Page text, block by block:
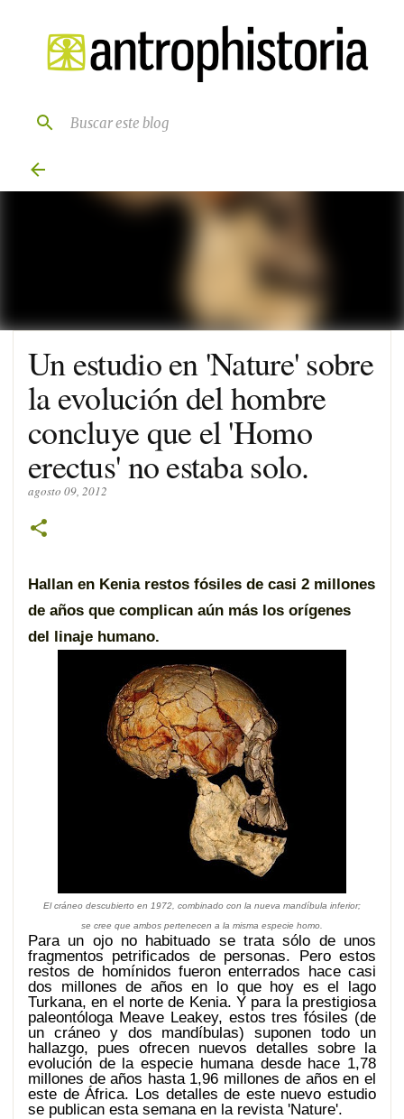
Ir al contenido principal
Un estudio en 'Nature' sobre
la evolución del hombre
concluye que el 'Homo
erectus' no estaba solo.
agosto 09, 2012
Hallan en Kenia restos fósiles de casi 2 millones
de años que complican aún más los orígenes
del linaje humano.
El cráneo descubierto en 1972, combinado con la nueva mandíbula inferior;
se cree que ambos pertenecen a la misma especie homo.
Para un ojo no habituado se trata sólo de unos
fragmentos petrificados de personas. Pero estos
restos de homínidos fueron enterrados hace casi
dos millones de años en lo que hoy es el lago
Turkana, en el norte de Kenia. Y para la prestigiosa
paleontóloga Meave Leakey, estos tres fósiles (de
un cráneo y dos mandíbulas) suponen todo un
hallazgo, pues ofrecen nuevos detalles sobre la
evolución de la especie humana desde hace 1,78
millones de años hasta 1,96 millones de años en el
este de África. Los detalles de este nuevo estudio
se publican esta semana en la revista 'Nature'.